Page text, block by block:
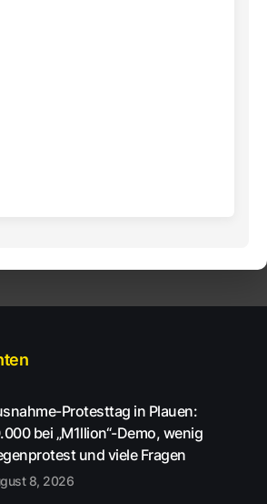
Protesttag in Plauen:
bei „M1llion“-Demo, wenig
und viele Fragen
8, 2026